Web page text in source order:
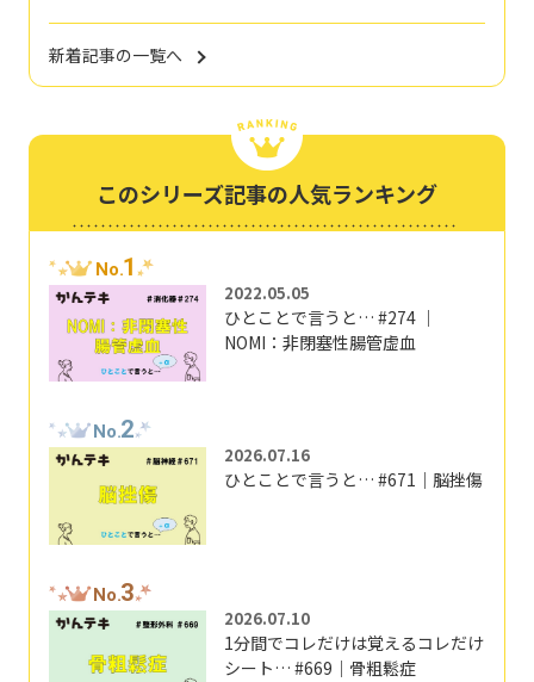
新着記事の一覧へ
このシリーズ記事の人気ランキング
No.1
2022.05.05
ひとことで言うと… #274 ｜
NOMI：非閉塞性腸管虚血
No.2
2026.07.16
ひとことで言うと… #671｜脳挫傷
No.3
2026.07.10
1分間でコレだけは覚えるコレだけ
シート… #669｜骨粗鬆症